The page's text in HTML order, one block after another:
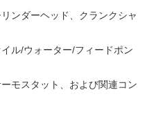
ンダーヘッド、クランクシャ
ル/ウォーター/フィードポン
モスタット、および関連コン